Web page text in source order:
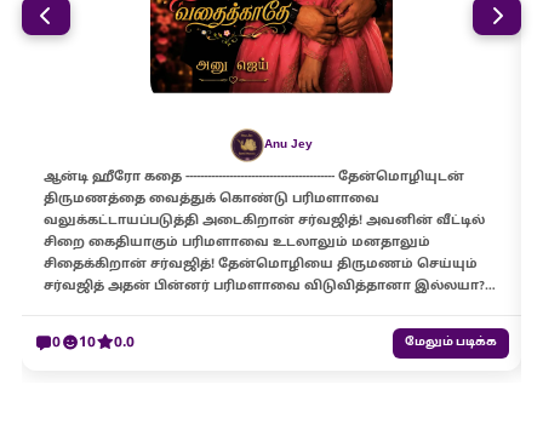
Anu Jey
ஆன்டி ஹீரோ கதை ----------------------------------------- தேன்மொழியுடன்
திருமணத்தை வைத்துக் கொண்டு பரிமளாவை
வலுக்கட்டாயப்படுத்தி அடைகிறான் சர்வஜித்! அவனின் வீட்டில்
சிறை கைதியாகும் பரிமளாவை உடலாலும் மனதாலும்
சிதைக்கிறான் சர்வஜித்! தேன்மொழியை திருமணம் செய்யும்
சர்வஜித் அதன் பின்னர் பரிமளாவை விடுவித்தானா இல்லயா?…
0 10 0.0 மேலும் படிக்க